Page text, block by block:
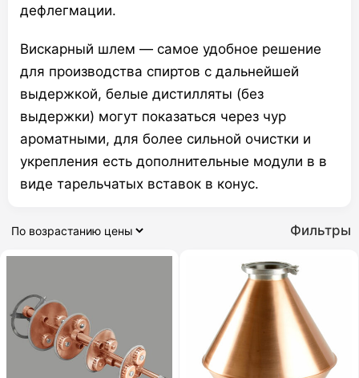
дефлегмации.
Вискарный шлем — самое удобное решение
для производства спиртов с дальнейшей
выдержкой, белые дистилляты (без
выдержки) могут показаться через чур
ароматными, для более сильной очистки и
укрепления есть дополнительные модули в в
виде тарельчатых вставок в конус.
Фильтры